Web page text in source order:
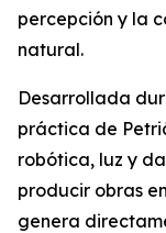
percepción y la
natural.
Desarrollada
práctica de
robótica, luz y
producir obras
genera